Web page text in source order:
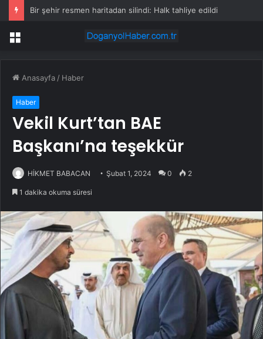
Bir şehir resmen haritadan silindi: Halk tahliye edildi
Menü
Anasayfa / Haber
Haber
Vekil Kurt’tan BAE
Başkanı’na teşekkür
HİKMET BABACAN Şubat 1, 2024 0 2
1 dakika okuma süresi